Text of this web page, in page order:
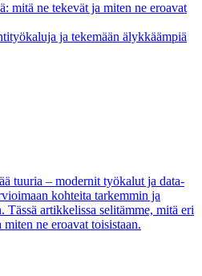
mitä ne tekevät ja miten ne eroavat
ja tekemään älykkäämpiä
tuuria – modernit työkalut ja data-
kohteita tarkemmin ja
Tässä artikkelissa selitämme, mitä eri
ne eroavat toisistaan.